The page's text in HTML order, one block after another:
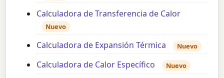
Calculadora de Transferencia de Calor
Nuevo
Calculadora de Expansión Térmica Nuevo
Calculadora de Calor Específico Nuevo